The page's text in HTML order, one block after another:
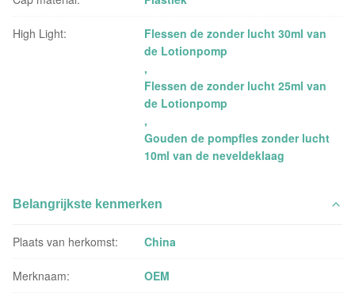
High Light:
Flessen de zonder lucht 30ml van
de Lotionpomp
,
Flessen de zonder lucht 25ml van
de Lotionpomp
,
Gouden de pompfles zonder lucht
10ml van de neveldeklaag
Belangrijkste kenmerken
Plaats van herkomst: China
Merknaam: OEM